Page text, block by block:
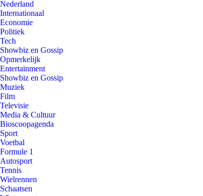
Nederland
Internationaal
Economie
Politiek
Tech
Showbiz en Gossip
Opmerkelijk
Entertainment
Showbiz en Gossip
Muziek
Film
Televisie
Media & Cultuur
Bioscoopagenda
Sport
Voetbal
Formule 1
Autosport
Tennis
Wielrennen
Schaatsen